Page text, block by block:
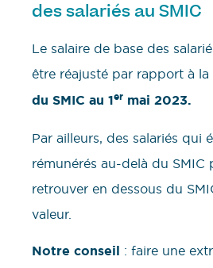
des salariés au SMIC
Le salaire de base des
être réajusté par rapport à la
du SMIC au 1er mai 2023.
Par ailleurs, des salariés qui
rémunérés au-delà du SMIC
retrouver en dessous du
valeur.
Notre conseil : faire une